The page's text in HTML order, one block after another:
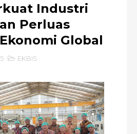
Industri
Perluas
Global
EKBIS